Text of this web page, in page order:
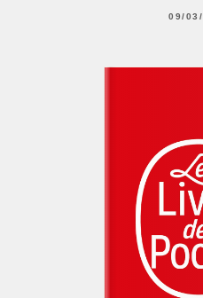
09/03/